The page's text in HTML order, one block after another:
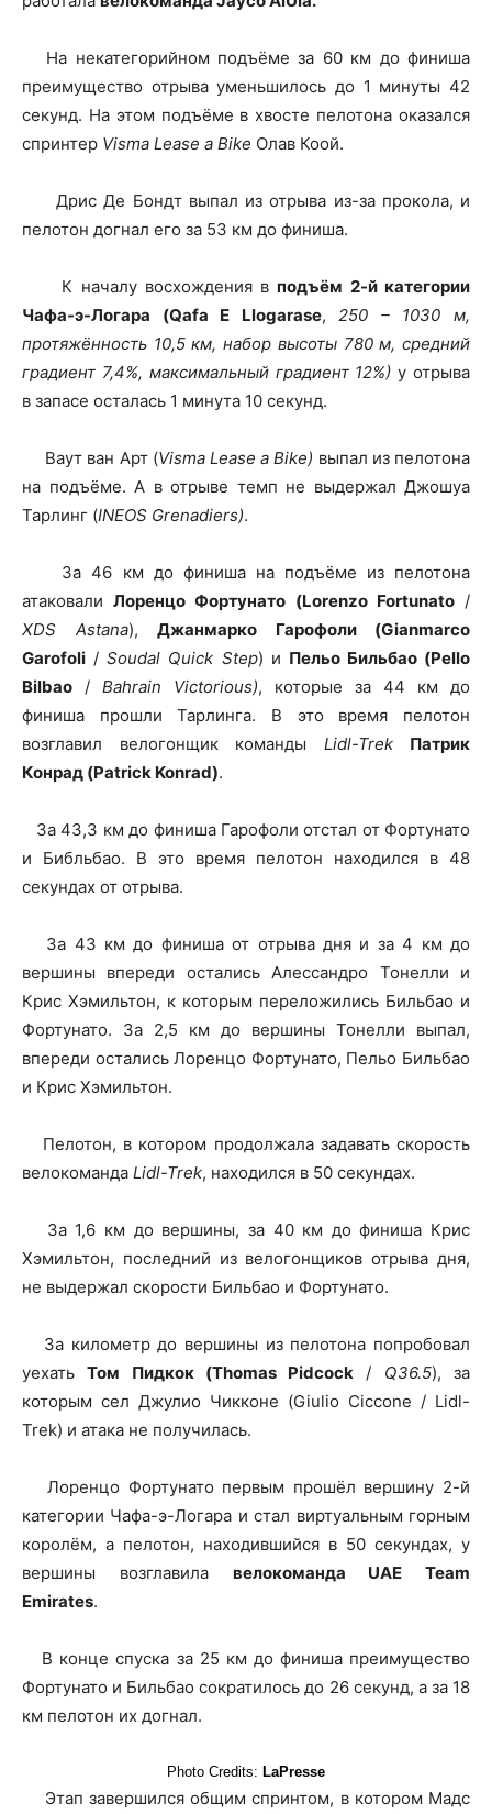
На некатегорийном подъёме за 60 км до финиша
преимущество отрыва уменьшилось до 1 минуты 42
секунд. На этом подъёме в хвосте пелотона оказался
спринтер Visma Lease a Bike Олав Коой.
Дрис Де Бондт выпал из отрыва из-за прокола, и
пелотон догнал его за 53 км до финиша.
К началу восхождения вподъём 2-й категории
Чафа-э-Логара (Qafa E Llogarase,250 – 1030 м,
протяжённость 10,5 км, набор высоты 780 м, средний
градиент 7,4%, максимальный градиент 12%) у отрыва
в запасе осталась 1 минута 10 секунд.
Ваут ван Арт (Visma Lease a Bike) выпал из пелотона
на подъёме. А в отрыве темп не выдержал Джошуа
Тарлинг (INEOS Grenadiers).
За 46 км до финиша на подъёме из пелотона
атаковалиЛоренцо Фортунато (Lorenzo Fortunato/
XDS Astana), Джанмарко Гарофоли (Gianmarco
Garofoli /Soudal Quick Step) и Пельо Бильбао (Pello
Bilbao / Bahrain Victorious), которые за 44 км до
финиша прошли Тарлинга. В это время пелотон
возглавил велогонщик команды Lidl-Trek
Патрик
Конрад (Patrick Konrad).
За 43,3 км до финиша Гарофоли отстал от Фортунато
и Библьбао. В это время пелотон находился в 48
секундах от отрыва.
За 43 км до финиша от отрыва дня и за 4 км до
вершины впереди остались Алессандро Тонелли и
Крис Хэмильтон, к которым переложились Бильбао и
Фортунато. За 2,5 км до вершины Тонелли выпал,
впереди остались Лоренцо Фортунато, Пельо Бильбао
и Крис Хэмильтон.
Пелотон, в котором продолжала задавать скорость
велокоманда Lidl-Trek, находился в 50 секундах.
За 1,6 км до вершины, за 40 км до финиша Крис
Хэмильтон, последний из велогонщиков отрыва дня,
не выдержал скорости Бильбао и Фортунато.
За километр до вершины из пелотона попробовал
уехатьТом Пидкок (Thomas Pidcock / Q36.5), за
которым сел Джулио Чикконе (Giulio Ciccone / Lidl-
Trek) и атака не получилась.
Лоренцо Фортунато первым прошёл вершину 2-й
категории Чафа-э-Логара и стал виртуальным горным
королём, а пелотон, находившийся в 50 секундах, у
вершины возглавила велокоманда UAE Team
Emirates.
В конце спуска за 25 км до финиша преимущество
Фортунато и Бильбао сократилось до 26 секунд, а за 18
км пелотон их догнал.
Photo Credits: LaPresse
Этап завершился общим спринтом, в котором Мадс